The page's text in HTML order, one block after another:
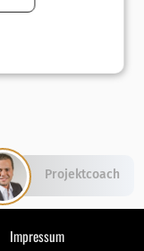
Impressum
Projektcoach